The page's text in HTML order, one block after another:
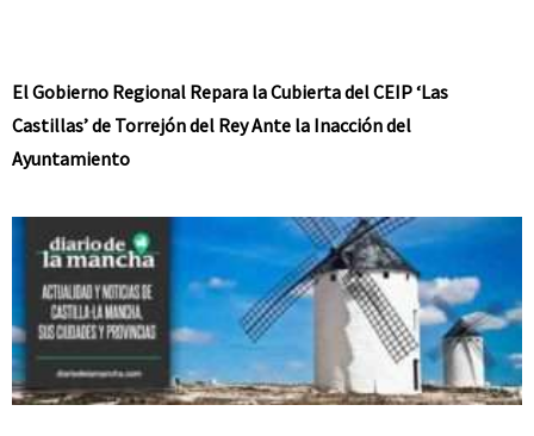
El Gobierno Regional Repara la Cubierta del CEIP ‘Las
Castillas’ de Torrejón del Rey Ante la Inacción del
Ayuntamiento